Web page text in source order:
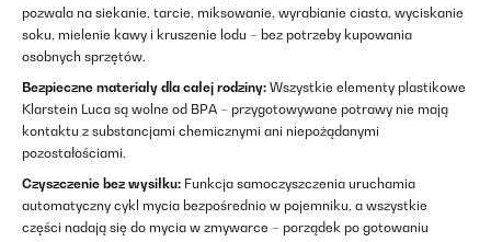
pozwala na siekanie, tarcie, miksowanie, wyrabianie ciasta, wyciskanie
soku, mielenie kawy i kruszenie lodu – bez potrzeby kupowania
osobnych sprzętów.
Bezpieczne materiały dla całej rodziny: Wszystkie elementy plastikowe
Klarstein Luca są wolne od BPA – przygotowywane potrawy nie mają
kontaktu z substancjami chemicznymi ani niepożądanymi
pozostałościami.
Czyszczenie bez wysiłku: Funkcja samoczyszczenia uruchamia
automatyczny cykl mycia bezpośrednio w pojemniku, a wszystkie
części nadają się do mycia w zmywarce – porządek po gotowaniu